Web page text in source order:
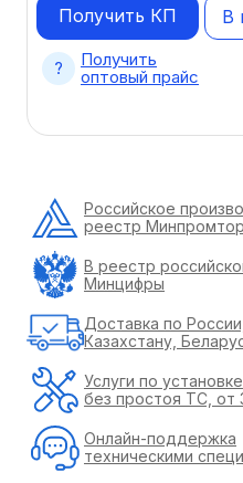
В
Получить КП
Получить
оптовый прайс
Российское
реестр
В реестр
Минцифры
Доставка по России,
Казахстану,
Услуги по установке
без простоя ТС, от
Онлайн-поддержка
техническими